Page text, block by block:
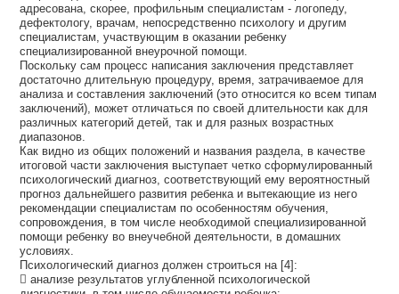
адресована, скорее, профильным специалистам - логопеду,
дефектологу, врачам, непосредственно психологу и другим
специалистам, участвующим в оказании ребенку
специализированной внеурочной помощи.
Поскольку сам процесс написания заключения представляет
достаточно длительную процедуру, время, затрачиваемое для
анализа и составления заключений (это относится ко всем типам
заключений), может отличаться по своей длительности как для
различных категорий детей, так и для разных возрастных
диапазонов.
Как видно из общих положений и названия раздела, в качестве
итоговой части заключения выступает четко сформулированный
психологический диагноз, соответствующий ему вероятностный
прогноз дальнейшего развития ребенка и вытекающие из него
рекомендации специалистам по особенностям обучения,
сопровождения, в том числе необходимой специализированной
помощи ребенку во внеучебной деятельности, в домашних
условиях.
Психологический диагноз должен строиться на [4]:
 анализе результатов углубленной психологической